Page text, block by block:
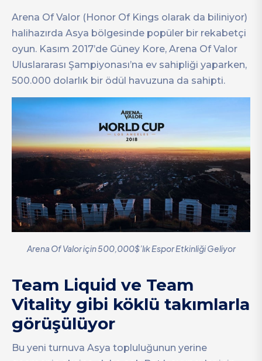
Arena Of Valor (Honor Of Kings olarak da biliniyor)
halihazırda Asya bölgesinde popüler bir rekabetçi
oyun. Kasım 2017’de Güney Kore, Arena Of Valor
Uluslararası Şampiyonası’na ev sahipliği yaparken,
500.000 dolarlık bir ödül havuzuna da sahipti.
Arena Of Valor için 500,000$’lık Espor Etkinliği Geliyor
Team Liquid ve Team
Vitality gibi köklü takımlarla
görüşülüyor
Bu yeni turnuva Asya topluluğunun yerine